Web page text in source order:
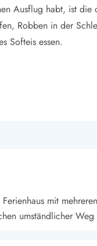
Ausflug habt, ist die
Robben in der
Softeis essen.
Ferienhaus mit
umständlicher